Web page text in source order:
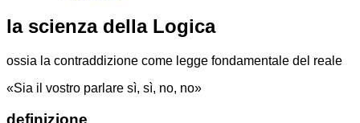
la scienza della Logica
ossia la contraddizione come legge fondamentale del reale
«Sia il vostro parlare sì, sì, no, no»
definizione